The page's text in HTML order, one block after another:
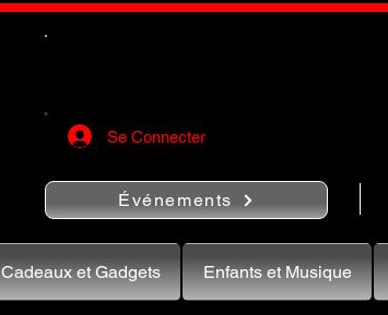
Se Connecter
Événements
Cadeaux et Gadgets Enfants et Musique